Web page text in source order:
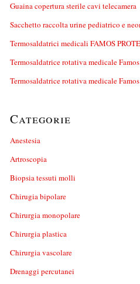
Guaina copertura sterile cavi telecamera
Sacchetto raccolta urine pediatrico e
Termosaldatrici medicali FAMOS
Termosaldatrice rotativa medicale
Termosaldatrice rotativa medicale
Categorie
Anestesia
Artroscopia
Biopsia tessuti molli
Chirugia bipolare
Chirurgia monopolare
Chirurgia plastica
Chirurgia vascolare
Drenaggi percutanei